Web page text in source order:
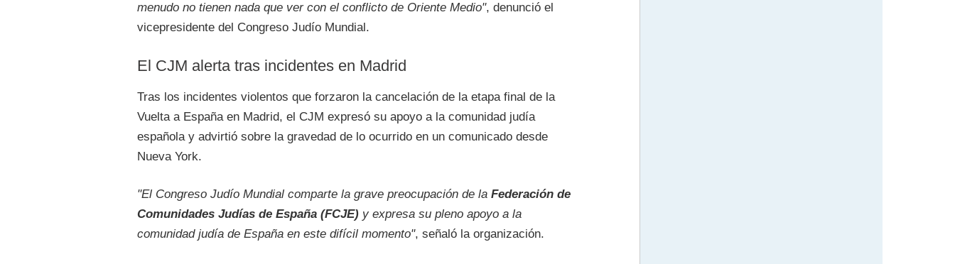
menudo no tienen nada que ver con el conflicto de Oriente Medio", denunció el
vicepresidente del Congreso Judío Mundial.
El CJM alerta tras incidentes en Madrid
Tras los incidentes violentos que forzaron la cancelación de la etapa final de la
Vuelta a España en Madrid, el CJM expresó su apoyo a la comunidad judía
española y advirtió sobre la gravedad de lo ocurrido en un comunicado desde
Nueva York.
"El Congreso Judío Mundial comparte la grave preocupación de laFederación de
Comunidades Judías de España (FCJE) y expresa su pleno apoyo a la
comunidad judía de España en este difícil momento", señaló la organización.